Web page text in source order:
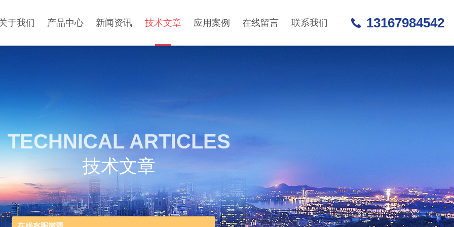
于我们 产品中心 新闻资讯 技术文章 应用案例 在线留言 联系我们 13167984542
TECHNICAL ARTICLES
技术文章